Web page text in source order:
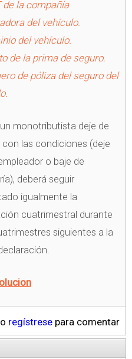
de la compañía
del vehículo.
del vehículo.
de la prima de seguro.
de póliza del seguro del
monotributista deje de
con las condiciones (deje
o baje de
deberá seguir
igualmente la
cuatrimestral durante
siguientes a la
o regístrese para comentar